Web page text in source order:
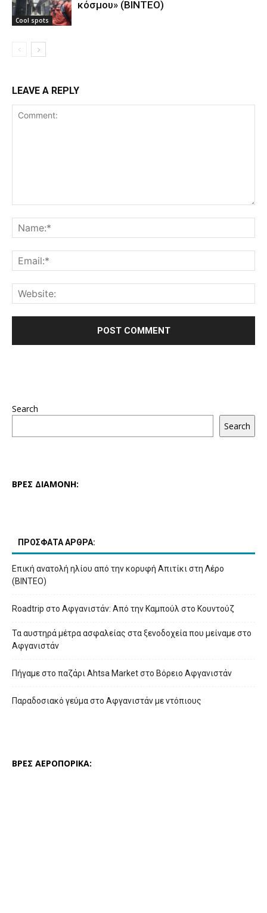
Cool spots
κόσμου» (ΒΙΝΤΕΟ)
LEAVE A REPLY
Search
Search
ΒΡΕΣ ΔΙΑΜΟΝΗ:
ΠΡΟΣΦΑΤΑ ΑΡΘΡΑ:
Επική ανατολή ηλίου από την κορυφή Απιτίκι στη Λέρο
(ΒΙΝΤΕΟ)
Roadtrip στο Αφγανιστάν: Από την Καμπούλ στο Κουντούζ
Τα αυστηρά μέτρα ασφαλείας στα ξενοδοχεία που μείναμε στο
Αφγανιστάν
Πήγαμε στο παζάρι Ahtsa Market στο Βόρειο Αφγανιστάν
Παραδοσιακό γεύμα στο Αφγανιστάν με ντόπιους
ΒΡΕΣ ΑΕΡΟΠΟΡΙΚΑ: